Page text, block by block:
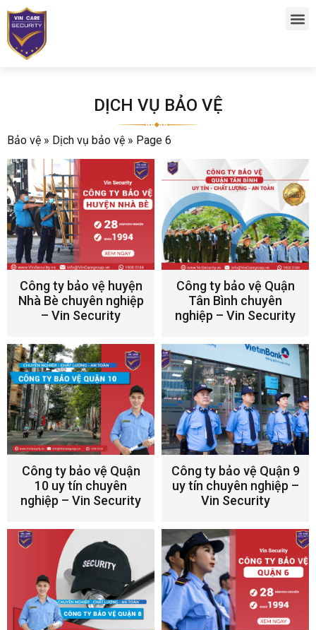
DỊCH VỤ BẢO VỆ
Bảo vệ » Dịch vụ bảo vệ » Page 6
Công ty bảo vệ huyện
Nhà Bè chuyên nghiệp
– Vin Security
Công ty bảo vệ Quận
Tân Bình chuyên
nghiệp – Vin Security
Công ty bảo vệ Quận
10 uy tín chuyên
nghiệp – Vin Security
Công ty bảo vệ Quận 9
uy tín chuyên nghiệp –
Vin Security